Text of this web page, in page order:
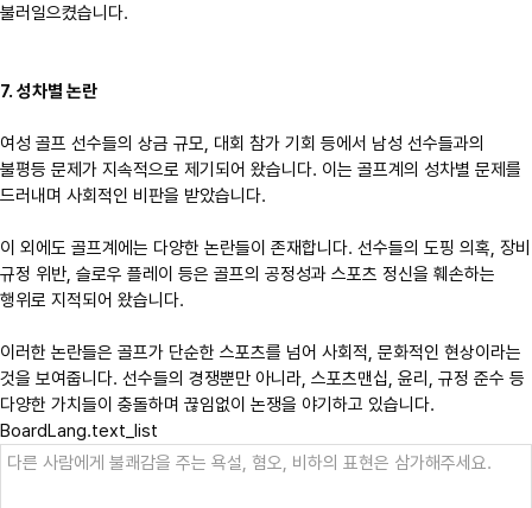
불러일으켰습니다.
7. 성차별 논란
여성 골프 선수들의 상금 규모, 대회 참가 기회 등에서 남성 선수들과의
불평등 문제가 지속적으로 제기되어 왔습니다. 이는 골프계의 성차별 문제를
드러내며 사회적인 비판을 받았습니다.
이 외에도 골프계에는 다양한 논란들이 존재합니다. 선수들의 도핑 의혹, 장비
규정 위반, 슬로우 플레이 등은 골프의 공정성과 스포츠 정신을 훼손하는
행위로 지적되어 왔습니다.
이러한 논란들은 골프가 단순한 스포츠를 넘어 사회적, 문화적인 현상이라는
것을 보여줍니다. 선수들의 경쟁뿐만 아니라, 스포츠맨십, 윤리, 규정 준수 등
다양한 가치들이 충돌하며 끊임없이 논쟁을 야기하고 있습니다.
BoardLang.text_list